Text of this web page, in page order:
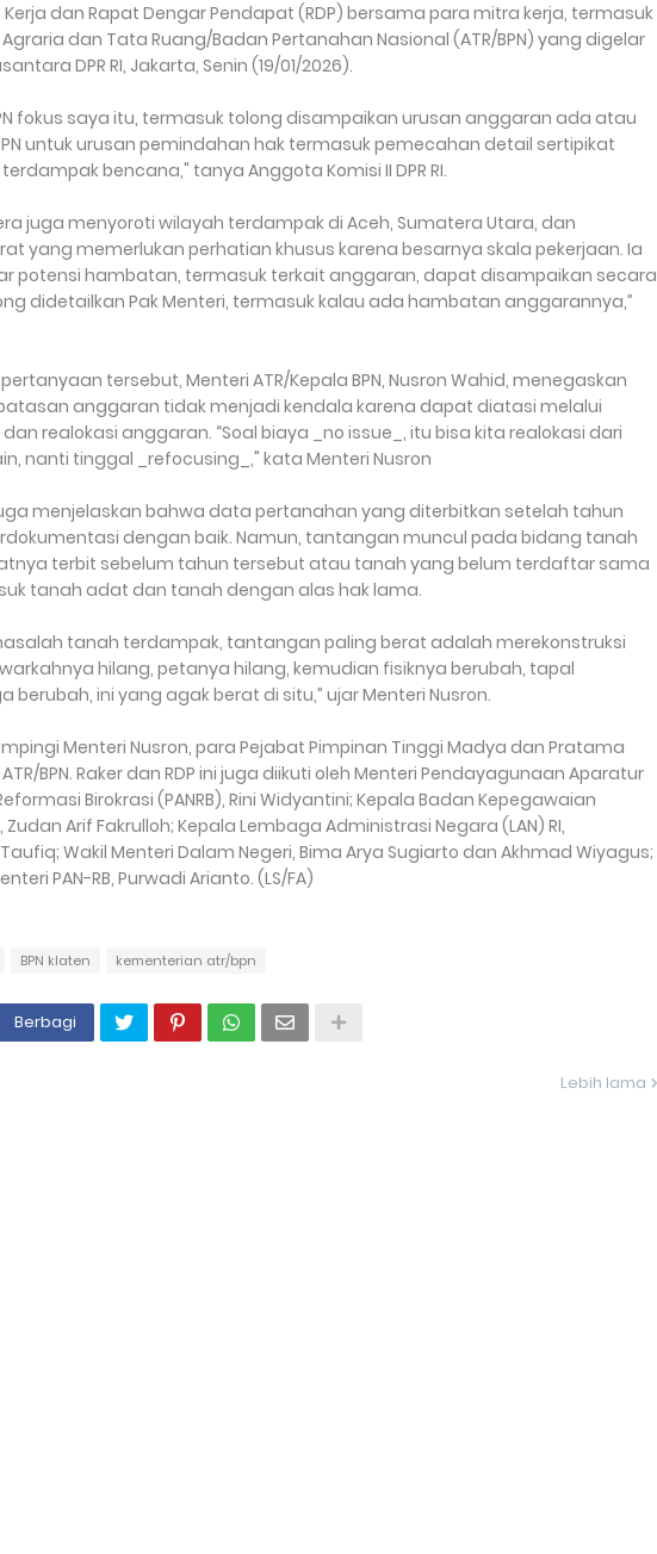
dan Rapat Dengar Pendapat (RDP) bersama para mitra kerja, termasuk
dan Tata Ruang/Badan Pertanahan Nasional (ATR/BPN) yang digelar
DPR RI, Jakarta, Senin (19/01/2026).
fokus saya itu, termasuk tolong disampaikan urusan anggaran ada atau
untuk urusan pemindahan hak termasuk pemecahan detail sertipikat
bencana," tanya Anggota Komisi II DPR RI.
juga menyoroti wilayah terdampak di Aceh, Sumatera Utara, dan
yang memerlukan perhatian khusus karena besarnya skala pekerjaan. Ia
potensi hambatan, termasuk terkait anggaran, dapat disampaikan secara
didetailkan Pak Menteri, termasuk kalau ada hambatan anggarannya,”
tersebut, Menteri ATR/Kepala BPN, Nusron Wahid, menegaskan
anggaran tidak menjadi kendala karena dapat diatasi melalui
realokasi anggaran. “Soal biaya _no issue_, itu bisa kita realokasi dari
nanti tinggal _refocusing_," kata Menteri Nusron
menjelaskan bahwa data pertanahan yang diterbitkan setelah tahun
dengan baik. Namun, tantangan muncul pada bidang tanah
terbit sebelum tahun tersebut atau tanah yang belum terdaftar sama
tanah adat dan tanah dengan alas hak lama.
tanah terdampak, tantangan paling berat adalah merekonstruksi
hilang, petanya hilang, kemudian fisiknya berubah, tapal
berubah, ini yang agak berat di situ,” ujar Menteri Nusron.
Menteri Nusron, para Pejabat Pimpinan Tinggi Madya dan Pratama
BPN. Raker dan RDP ini juga diikuti oleh Menteri Pendayagunaan Aparatur
Birokrasi (PANRB), Rini Widyantini; Kepala Badan Kepegawaian
Zudan Arif Fakrulloh; Kepala Lembaga Administrasi Negara (LAN) RI,
Wakil Menteri Dalam Negeri, Bima Arya Sugiarto dan Akhmad Wiyagus;
PAN-RB, Purwadi Arianto. (LS/FA)
BPN klaten kementerian atr/bpn
Berbagi
Lebih lama